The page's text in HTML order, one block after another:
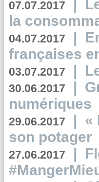
07.07.2017
la
04.07.2017 |
françaises
03.07.2017 |
30.06.2017 |
numériques
29.06.2017 | «
son potager
27.06.2017 |